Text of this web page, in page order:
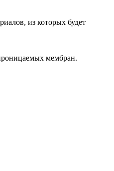
из которых будет
мембран.